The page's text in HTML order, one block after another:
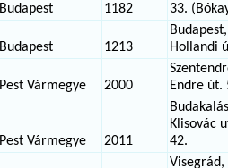
Budapest 1182
33.
Budapest 1213
Budapest,
Hollandi
Pest Vármegye 2000
Endre út.
Pest Vármegye 2011
Klisovác
42.
Visegrád,